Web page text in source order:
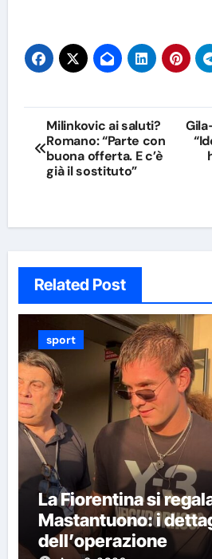
Navigazione
articoli
Milinkovic ai saluti?
Romano: “Parte con
buona offerta. E c’è
già il sostituto”
Related Post
sport
La Fiorentina si
Mastantuono: i
dell’operazione